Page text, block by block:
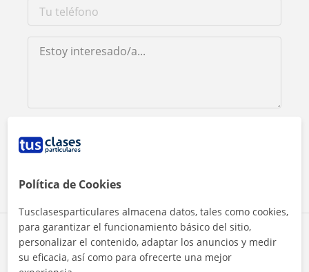
Comparte a este profesor
Política de Cookies
Tusclasesparticulares almacena datos, tales como cookies,
para garantizar el funcionamiento básico del sitio,
personalizar el contenido, adaptar los anuncios y medir
su eficacia, así como para ofrecerte una mejor